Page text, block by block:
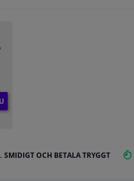
SMIDIGT OCH BETALA TRYGGT